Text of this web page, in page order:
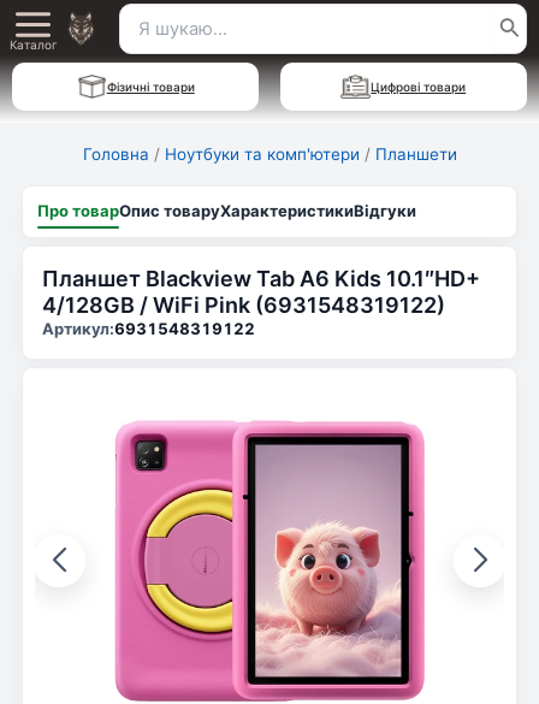
Перейти
до
вмісту
Main
Menu
Каталог
Пошук
для:
Фізичні товари Цифрові товари
Головна / Ноутбуки та комп'ютери / Планшети
Про товарОпис товаруХарактеристикиВідгуки
Планшет Blackview Tab A6 Kids 10.1″HD+
4/128GB / WiFi Pink (6931548319122)
Артикул:6931548319122